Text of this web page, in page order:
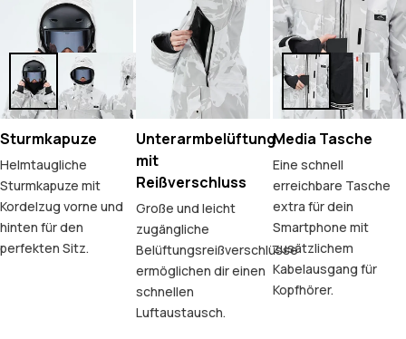
Sturmkapuze
Helmtaugliche
Sturmkapuze mit
Kordelzug vorne und
hinten für den
perfekten Sitz.
Unterarmbelüftung
mit
Reißverschluss
Große und leicht
zugängliche
Belüftungsreißverschlüsse
ermöglichen dir einen
schnellen
Luftaustausch.
Media Tasche
Eine schnell
erreichbare Tasche
extra für dein
Smartphone mit
zusätzlichem
Kabelausgang für
Kopfhörer.